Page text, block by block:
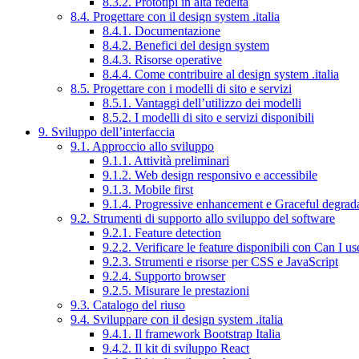
8.4. Progettare con il design system .italia
8.4.1. Documentazione
8.4.2. Benefici del design system
8.4.3. Risorse operative
8.4.4. Come contribuire al design system .italia
8.5. Progettare con i modelli di sito e servizi
8.5.1. Vantaggi dell’utilizzo dei modelli
8.5.2. I modelli di sito e servizi disponibili
9. Sviluppo dell’interfaccia
9.1. Approccio allo sviluppo
9.1.1. Attività preliminari
9.1.2. Web design responsivo e accessibile
9.1.3. Mobile first
9.1.4. Progressive enhancement e Graceful
9.2. Strumenti di supporto allo sviluppo del software
9.2.1. Feature detection
9.2.2. Verificare le feature disponibili con Can I
9.2.3. Strumenti e risorse per CSS e JavaScript
9.2.4. Supporto browser
9.2.5. Misurare le prestazioni
9.3. Catalogo del riuso
9.4. Sviluppare con il design system .italia
9.4.1. Il framework Bootstrap Italia
9.4.2. Il kit di sviluppo React